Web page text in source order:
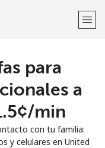
para
a
min
con tu familia:
y celulares en United